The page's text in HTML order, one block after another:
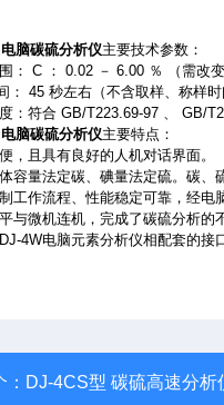
脑碳硫分析仪主要技术参数：
： C ： 0.02 － 6.00 ％ （需改
45 秒左右（不含取样、称样时
：符合 GB/T223.69-97 、 GB/
脑碳硫分析仪主要特点：
且具有良好的人机对话界面。
量法定碳、碘量法定硫。碳、
作流程、性能稳定可靠，经电
微机连机，完成了碳硫分析的
4W电脑元素分析仪相配套的接口
： DJ-4CS型 碳硫高速分析